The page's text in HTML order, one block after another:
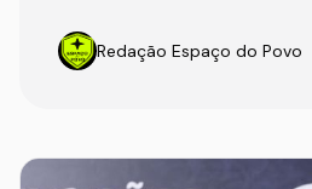
Redação Espaço do Povo